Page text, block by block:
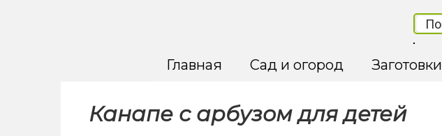
Главная Сад и огород Заготовки
Канапе с арбузом для детей